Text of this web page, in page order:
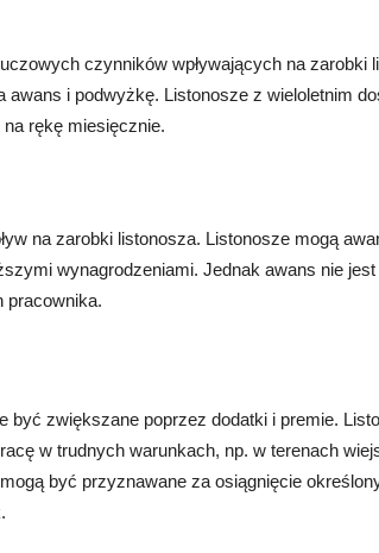
czynników wpływających na zarobki
awans i podwyżkę. Listonosze z wieloletnim
na rękę miesięcznie.
na zarobki listonosza. Listonosze mogą
wynagrodzeniami. Jednak awans nie
pracownika.
być zwiększane poprzez dodatki i premie.
w trudnych warunkach, np. w terenach
być przyznawane za osiągnięcie